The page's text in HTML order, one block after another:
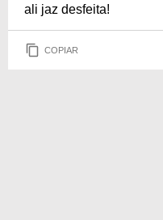
ali jaz desfeita!
COPIAR